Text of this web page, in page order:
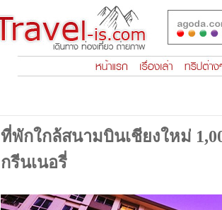
ที่พักใกล้สนามบินเชียงใหม่
กรีนเนอรี่